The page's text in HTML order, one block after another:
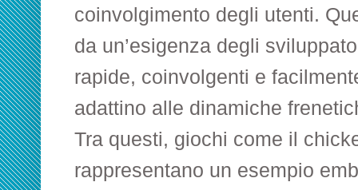
coinvolgimento degli utenti.
da un’esigenza degli
rapide, coinvolgenti e
adattino alle dinamiche
Tra questi, giochi come il
rappresentano un esempio